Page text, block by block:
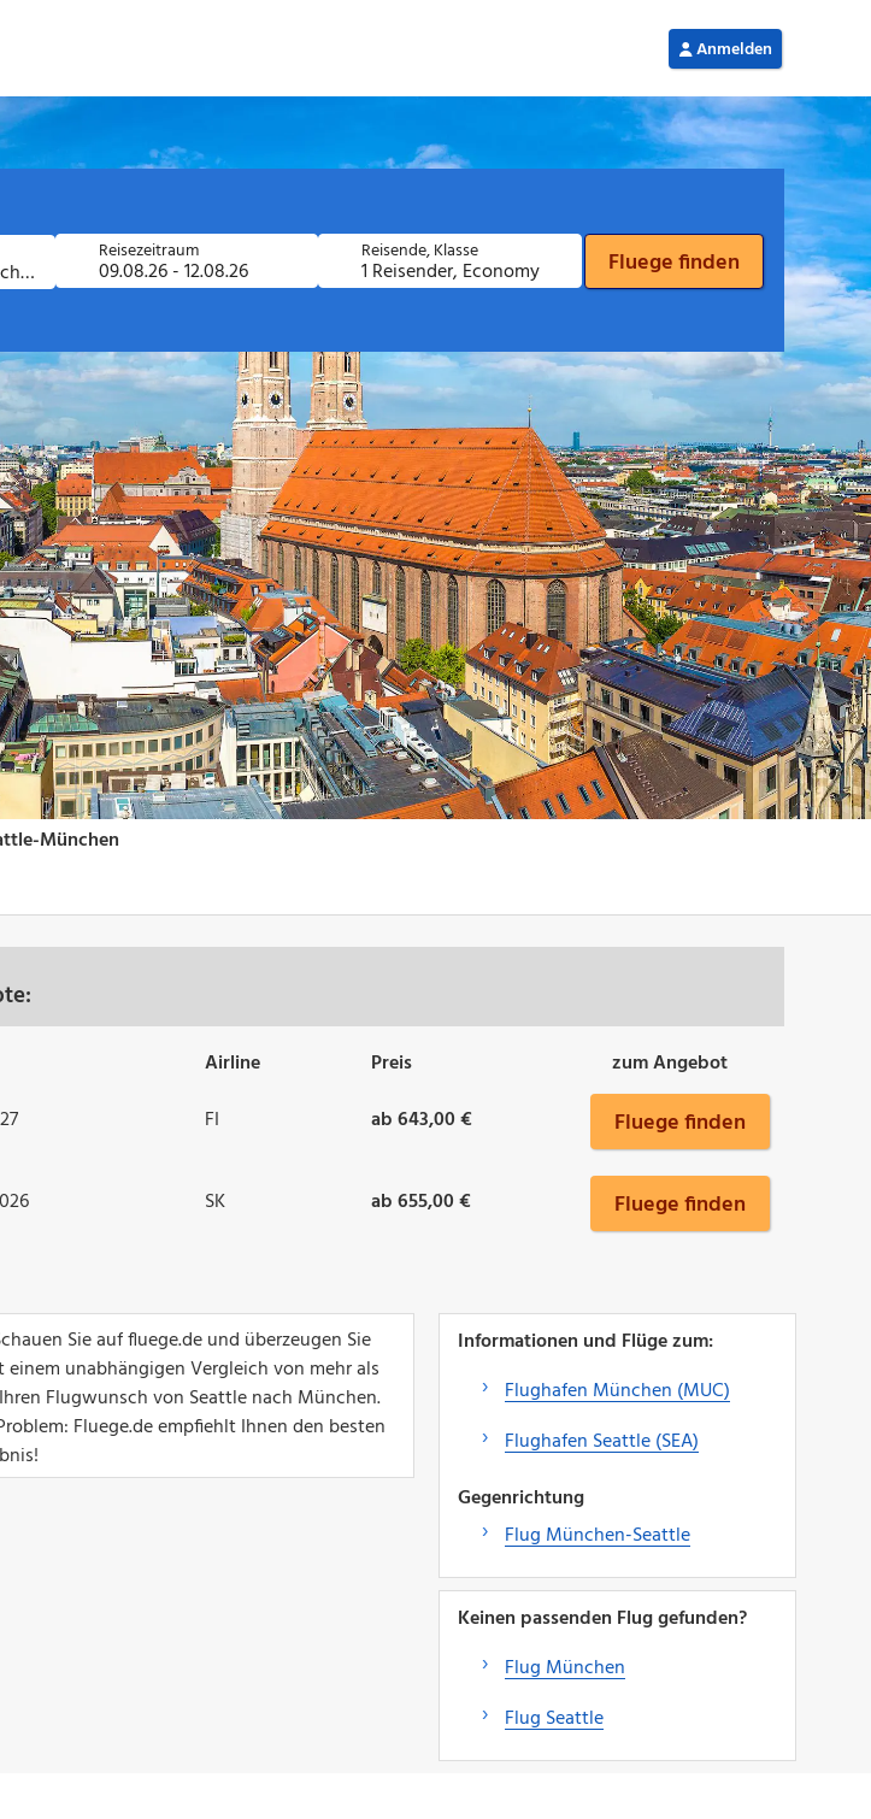
Airline Preis
zum Angebot
FI ab 643,00 € Fluege finden
SK ab 655,00 € Fluege finden
Sie auf fluege.de und überzeugen Sie
unabhängigen Vergleich von mehr als
Flugwunsch von Seattle nach München.
Fluege.de empfiehlt Ihnen den besten
Informationen und Flüge zum:
Flughafen München (MUC)
Flughafen Seattle (SEA)
Gegenrichtung
Flug München-Seattle
Keinen passenden Flug gefunden?
Flug München
Flug Seattle